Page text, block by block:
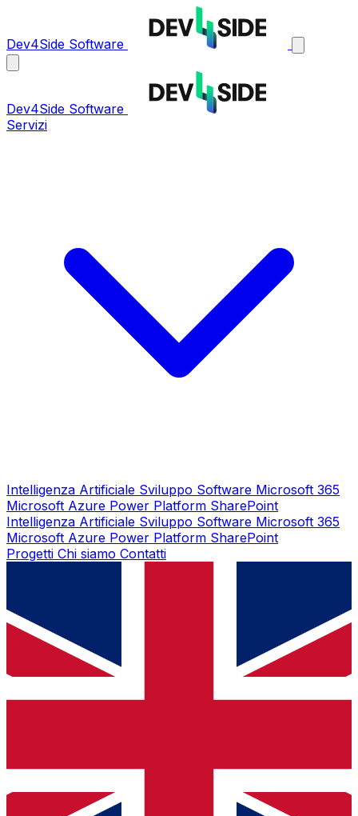
Dev4Side Software
Dev4Side Software
Servizi
Intelligenza Artificiale Sviluppo Software Microsoft 365
Microsoft Azure Power Platform SharePoint
Intelligenza Artificiale Sviluppo Software Microsoft 365
Microsoft Azure Power Platform SharePoint
Progetti Chi siamo Contatti